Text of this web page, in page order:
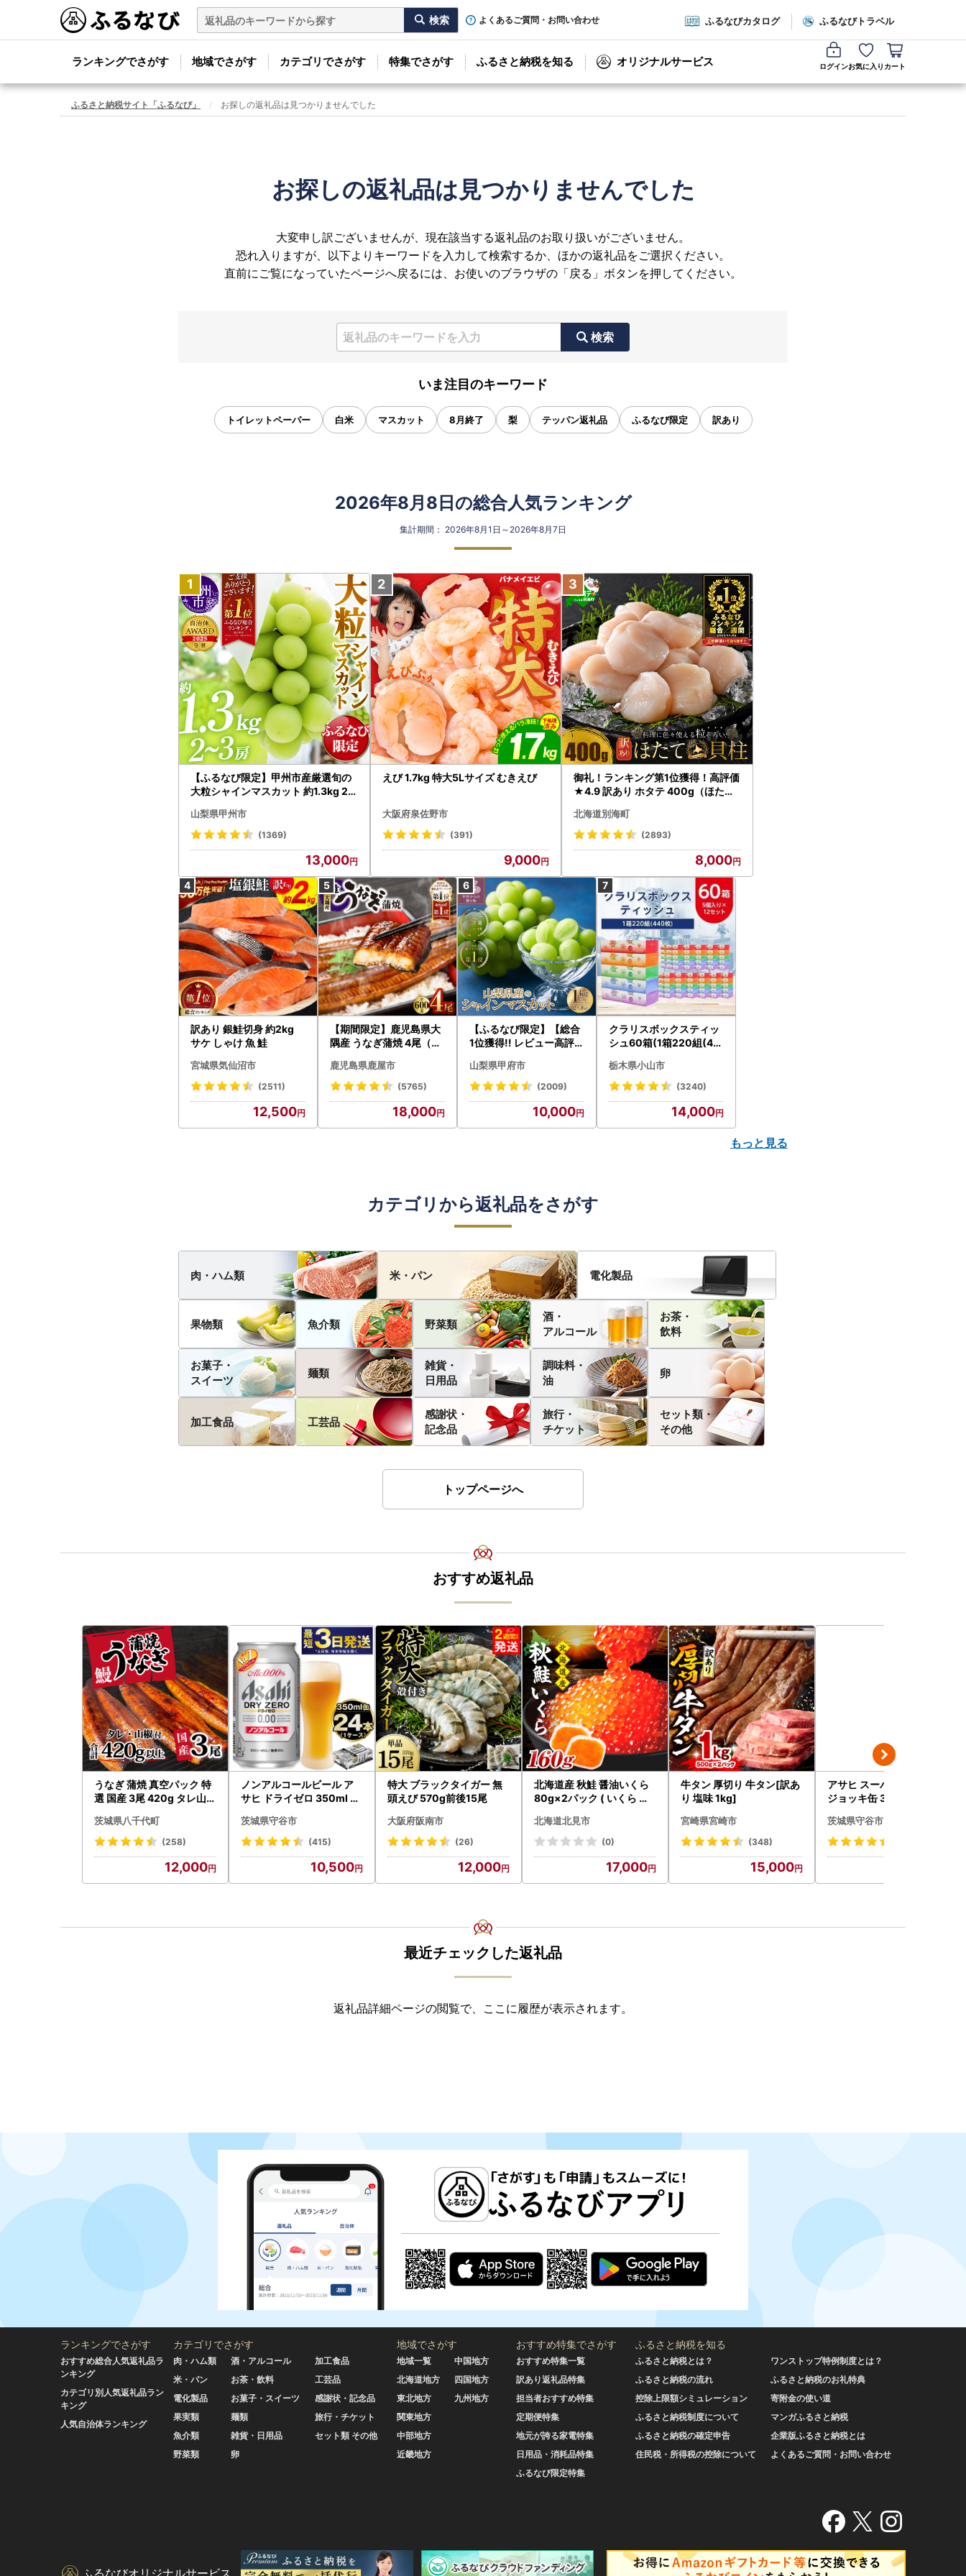
よくあるご質問・お問い合わせ ふるなびカタログ ふるなびトラベル
ランキングでさがす 地域でさがす カテゴリでさがす 特集でさがす ふるさと納税を知る オリジナルサービス ログインお気に入り カート
ふるさと納税サイト「ふるなび」 お探しの返礼品は見つかりませんでした
お探しの返礼品は見つかりませんでした
大変申し訳ございませんが、現在該当する返礼品のお取り扱いがございません。
恐れ入りますが、以下よりキーワードを入力して検索するか、ほかの返礼品をご選択ください。
直前にご覧になっていたページへ戻るには、お使いのブラウザの「戻る」ボタンを押してください。
検索
いま注目のキーワード
トイレットペーパー 白米 マスカット 8月終了 梨 テッパン返礼品 ふるなび限定 訳あり
2026年8月8日の総合人気ランキング
集計期間： 2026年8月1日～2026年8月7日
【ふるなび限定】甲州市産厳選旬の
大粒シャインマスカット 約1.3kg 2
472 FN-Limited-VO シャインマス
カット フルーツ
山梨県甲州市
(1369)
13,000
えび 1.7kg 特大5Lサイズ むきえび
大阪府泉佐野市
(391)
9,000
御礼！ランキング第1位獲得！高評価
★4.9 訳あり ホタテ 400g（ほたて
北海道別海町
(2893)
8,000
訳あり 銀鮭切身 約2kg
サケ しゃけ 魚 鮭
宮城県気仙沼市
(2511)
12,500
【期間限定】鹿児島県大
隅産 うなぎ蒲焼 4尾（60
cp18 うなぎ 鰻 魚 惣菜 総
菜
鹿児島県鹿屋市
(5765)
18,000
【ふるなび限定】【総合
1位獲得!! レビュー高評価
〉山梨県産 シャインマス
カット 2～3房（1.0kg以
N-Limited-SP
山梨県甲府市
(2009)
10,000
クラリスボックスティッ
シュ60箱(1箱220組(44
ト)【配送不可地域：離島
・沖縄県】【1256759】
栃木県小山市
(3240)
14,000
もっと見る
カテゴリから返礼品をさがす
肉・ハム類 米・パン 電化製品
果物類 魚介類 野菜類
酒・
アルコール
お茶・
飲料
お菓子・
スイーツ
麺類
雑貨・
日用品
調味料・
油
卵
加工食品 工芸品
感謝状・
記念品
旅行・
チケット
セット類・
その他
トップページへ
おすすめ返礼品
うなぎ 蒲焼 真空パック 特
選 国産 3尾 420g タレ山椒
あり 茨城 ウナギ 鰻 個包装
人気 美味しい 小分け 八千
茨城県八千代町
(258)
12,000
ノンアルコールビール ア
サヒ ドライゼロ 350ml 24
守谷市
茨城県守谷市
(415)
10,500
特大 ブラックタイガー 無
頭えび 570g前後15尾
大阪府阪南市
(26)
12,000
北海道産 秋鮭 醤油いくら
80g×2パック ( いくら イ
くら 醤油漬け パック 北海
道産 ふるさと納税 秋鮭 )【
北海道北見市
(0)
17,000
牛タン 厚切り 牛タン[訳あ
り 塩味 1kg]
宮崎県宮崎市
(348)
15,000
アサヒ スーパードライ 生
ジョッキ缶 340ml × 24本
ビール お酒 Asahi 守谷市
茨城県守谷市
最近チェックした返礼品
返礼品詳細ページの閲覧で、ここに履歴が表示されます。
ランキングでさがす
おすすめ総合人気返礼品ラ
ンキング
カテゴリ別人気返礼品ラン
キング
人気自治体ランキング
カテゴリでさがす
肉・ハム類
米・パン
電化製品
果実類
魚介類
野菜類
酒・アルコール
お茶・飲料
お菓子・スイーツ
麺類
雑貨・日用品
卵
加工食品
工芸品
感謝状・記念品
旅行・チケット
セット類 その他
地域でさがす
地域一覧
北海道地方
東北地方
関東地方
中部地方
近畿地方
中国地方
四国地方
九州地方
おすすめ特集でさがす
おすすめ特集一覧
訳あり返礼品特集
担当者おすすめ特集
定期便特集
地元が誇る家電特集
日用品・消耗品特集
ふるなび限定特集
ふるさと納税を知る
ふるさと納税とは？
ふるさと納税の流れ
控除上限額シミュレーション
ふるさと納税制度について
ふるさと納税の確定申告
住民税・所得税の控除について
ワンストップ特例制度とは？
ふるさと納税のお礼特典
寄附金の使い道
マンガふるさと納税
企業版ふるさと納税とは
よくあるご質問・お問い合わせ